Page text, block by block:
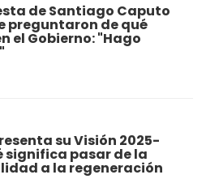
de Santiago Caputo
preguntaron de qué
el Gobierno: "Hago
su Visión 2025-
significa pasar de la
a la regeneración